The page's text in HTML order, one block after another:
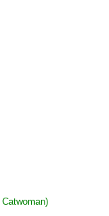
Catwoman)